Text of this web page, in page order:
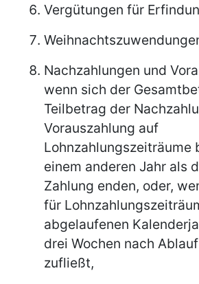
Vergütungen für
Nachzahlungen und
wenn sich der
Teilbetrag der
Vorauszahlung auf
Lohnzahlungszeiträume
einem anderen Jahr als
Zahlung enden, oder,
für
abgelaufenen
drei Wochen nach
zufließt,